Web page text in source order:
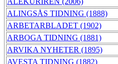
ALINGSÅS TIDNING (1888)
ARBETARBLADET (1902)
ARBOGA TIDNING (1881)
ARVIKA NYHETER (1895)
AVESTA TIDNING (1882)